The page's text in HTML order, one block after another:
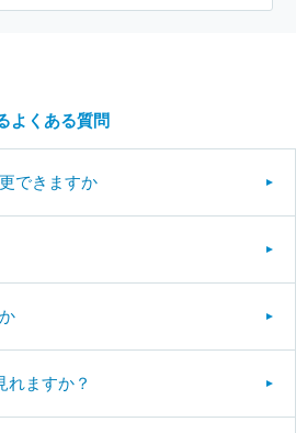
よくある質問
できますか
れますか？